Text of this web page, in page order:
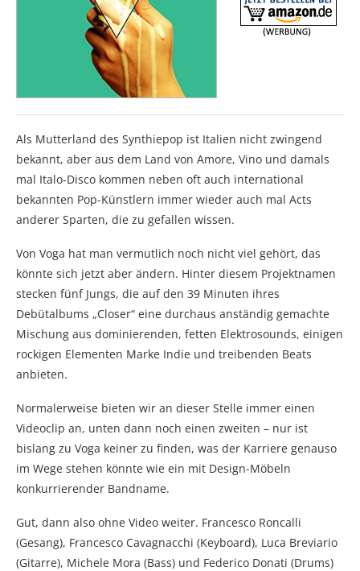
Als Mutterland des Synthiepop ist Italien nicht zwingend
bekannt, aber aus dem Land von Amore, Vino und damals
mal Italo-Disco kommen neben oft auch international
bekannten Pop-Künstlern immer wieder auch mal Acts
anderer Sparten, die zu gefallen wissen.
Von Voga hat man vermutlich noch nicht viel gehört, das
könnte sich jetzt aber ändern. Hinter diesem Projektnamen
stecken fünf Jungs, die auf den 39 Minuten ihres
Debütalbums „Closer“ eine durchaus anständig gemachte
Mischung aus dominierenden, fetten Elektrosounds, einigen
rockigen Elementen Marke Indie und treibenden Beats
anbieten.
Normalerweise bieten wir an dieser Stelle immer einen
Videoclip an, unten dann noch einen zweiten – nur ist
bislang zu Voga keiner zu finden, was der Karriere genauso
im Wege stehen könnte wie ein mit Design-Möbeln
konkurrierender Bandname.
Gut, dann also ohne Video weiter. Francesco Roncalli
(Gesang), Francesco Cavagnacchi (Keyboard), Luca Breviario
(Gitarre), Michele Mora (Bass) und Federico Donati (Drums)